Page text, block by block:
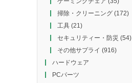
掃除・クリーニング(172)
工具(21)
セキュリティー・防災 (54)
その他サプライ (916)
ハードウェア
PCパーツ